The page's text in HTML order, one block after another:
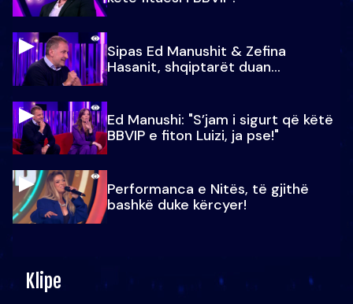
Sipas Ed Manushit & Zefina
Hasanit, shqiptarët duan...
Ed Manushi: "S’jam i sigurt që këtë
BBVIP e fiton Luizi, ja pse!"
Performanca e Nitës, të gjithë
bashkë duke kërcyer!
Klipe